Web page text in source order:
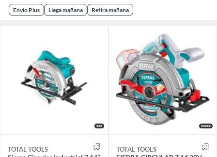
Envio Plus Llega mañana Retira mañana
TOTAL TOOLS TOTAL TOOLS